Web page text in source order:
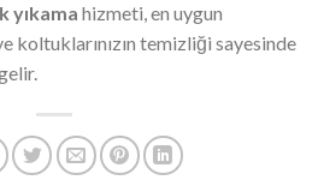
yıkama hizmeti, en uygun
koltuklarınızın temizliği sayesinde